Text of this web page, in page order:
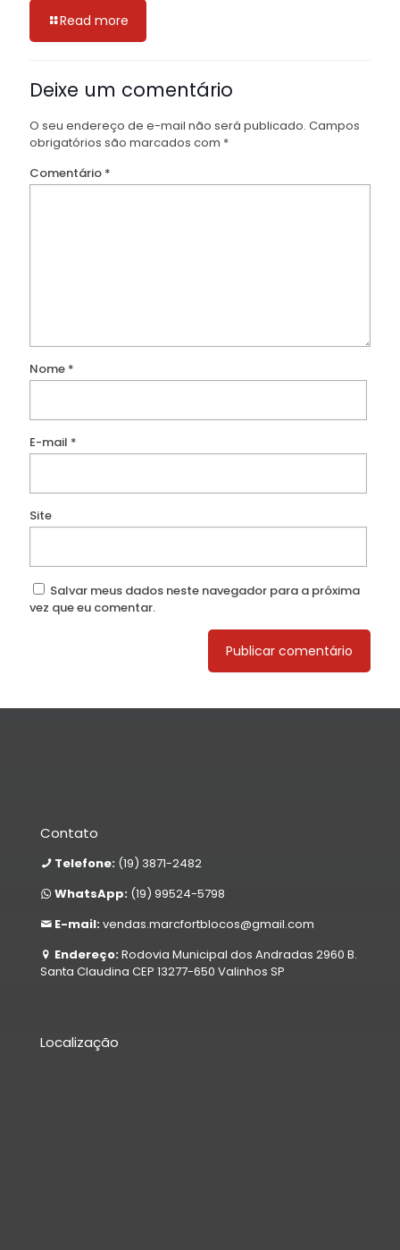
Read more
Deixe um comentário
O seu endereço de e-mail não será publicado. Campos
obrigatórios são marcados com *
Comentário *
Nome *
E-mail *
Site
Salvar meus dados neste navegador para a próxima
vez que eu comentar.
Contato
Telefone: (19) 3871-2482
WhatsApp: (19) 99524-5798
E-mail: vendas.marcfortblocos@gmail.com
Endereço: Rodovia Municipal dos Andradas 2960 B.
Santa Claudina CEP 13277-650 Valinhos SP
Localização